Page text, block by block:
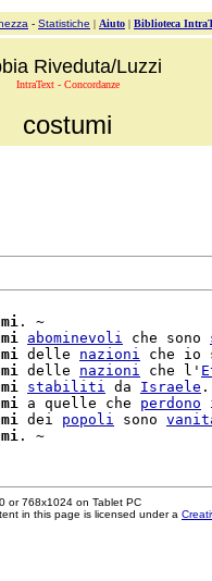
- Statistiche | Aiuto | Biblioteca
Riveduta/Luzzi
IntraText - Concordanze
costumi
. ~
abominevoli che sono
delle nazioni che io
delle nazioni che l'
stabiliti da Israele .
a quelle che perdono
dei popoli sono
or 768x1024 on Tablet PC
in this page is licensed under a